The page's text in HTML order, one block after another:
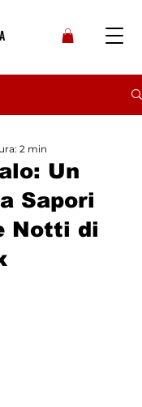
Un
Sapori
Notti di
2 min